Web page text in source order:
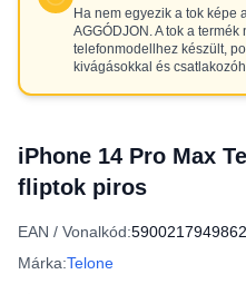
Ha nem egyezik a tok képe
AGGÓDJON. A tok a
telefonmodellhez készült,
kivágásokkal és
iPhone 14 Pro Max
fliptok piros
EAN / Vonalkód:5900217949862
Márka:Telone